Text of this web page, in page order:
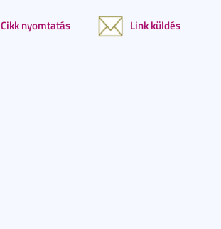
Cikk nyomtatás Link küldés